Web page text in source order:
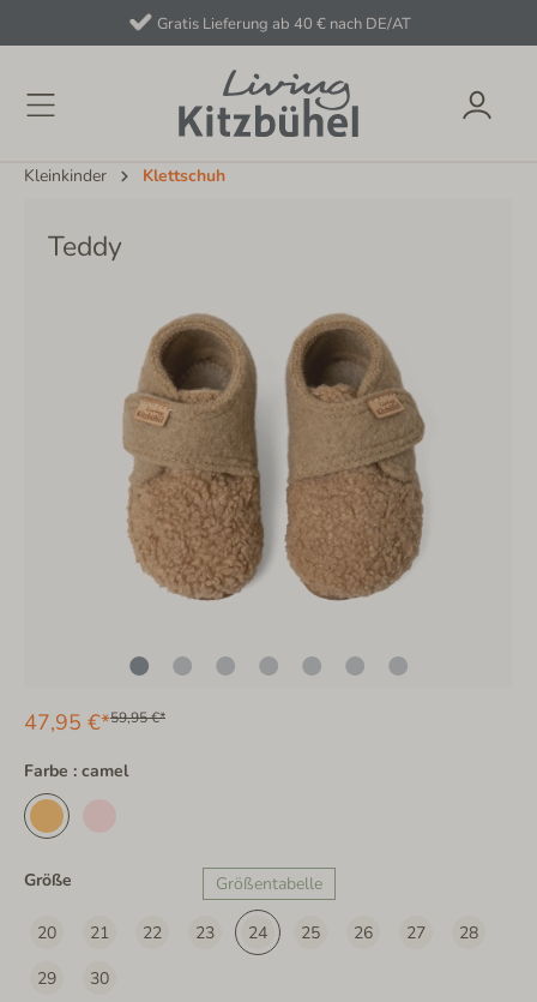
Gratis Lieferung ab 40 € nach DE/AT
Kleinkinder Klettschuh
Teddy
47,95 €*59,95 €*
Farbe : camel
Größe Größentabelle
20 21 22 23 24 25 26 27
28
29
30